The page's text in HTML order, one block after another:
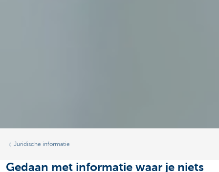
Juridische informatie
Gedaan met informatie waar je niets